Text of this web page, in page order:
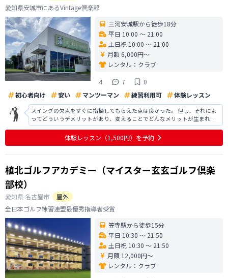
愛知県安城市にあるVintage倶楽部
三河安城駅から徒歩18分
平日 10:00 〜 21:00
土日祝 10:00 〜 21:00
月額 6,000円〜
レンタル： クラブ
4
7
0
初心者向け
安い マンツーマン 練習利用可 体験レッスン
スイングの欠点をすぐに指摘してもらえた点は良かった。 但し、それによ
ってどういうデメリットがあり、変えることでどんなメリットが生まれる
のかという詳細説明は、もう少しあってもよかったのかなぁとも思いまし
た。 もちろん30分のお試しなので、そこまでの説明をする時間がなかった
のかもしれません。 しかし、総
体験レッスン （1,500円） を予約
植北ゴルフアカデミー（マイスター玄玄ゴルフ倶楽
部校）
愛知県名古屋市
屋外
全日本ゴルフ練習連盟最優秀指導者受賞
笠寺駅から徒歩15分
平日 10:30 〜 21:50
土日祝 10:30 〜 21:50
月額 12,000円〜
レンタル： クラブ